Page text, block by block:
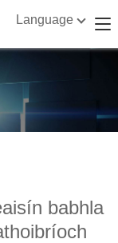
Language
babhla